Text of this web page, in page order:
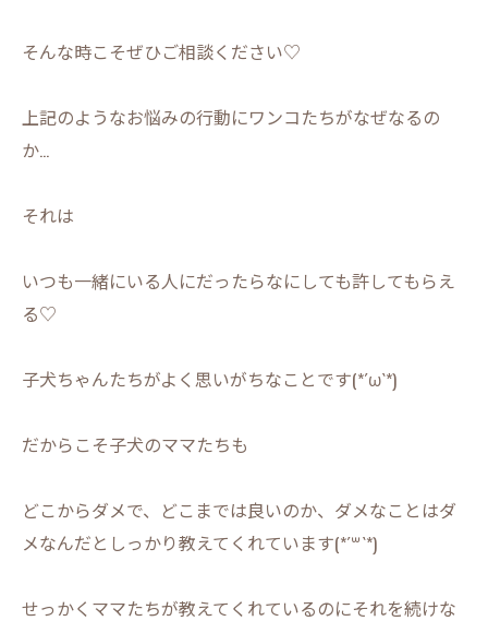
そんな時こそぜひご相談ください♡
上記のようなお悩みの行動にワンコたちがなぜなるの
か…
それは
いつも一緒にいる人にだったらなにしても許してもらえ
る♡
子犬ちゃんたちがよく思いがちなことです(*´ω`*)
だからこそ子犬のママたちも
どこからダメで、どこまでは良いのか、ダメなことはダ
メなんだとしっかり教えてくれています(*´꒳`*)
せっかくママたちが教えてくれているのにそれを続けな